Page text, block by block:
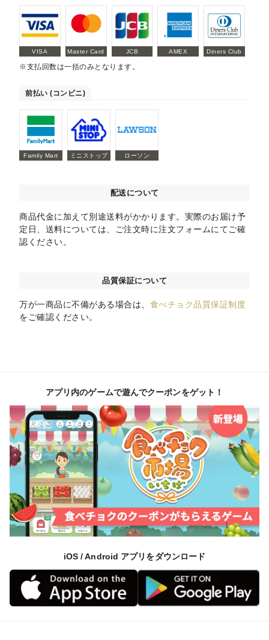
VISA Master Card JCB AMEX Diners Club
※支払回数は一括のみとなります。
前払い (コンビニ)
Family Mart ミニストップ ローソン
配送について
商品代金に加えて別途送料がかかります。実際のお届け予
定日、送料については、ご注文時に注文フォームにてご確
認ください。
品質保証について
万が一商品に不備がある場合は、 食べチョク品質保証制度
をご確認ください。
アプリ内のゲームで遊んでクーポンをゲット！
iOS / Android アプリをダウンロード